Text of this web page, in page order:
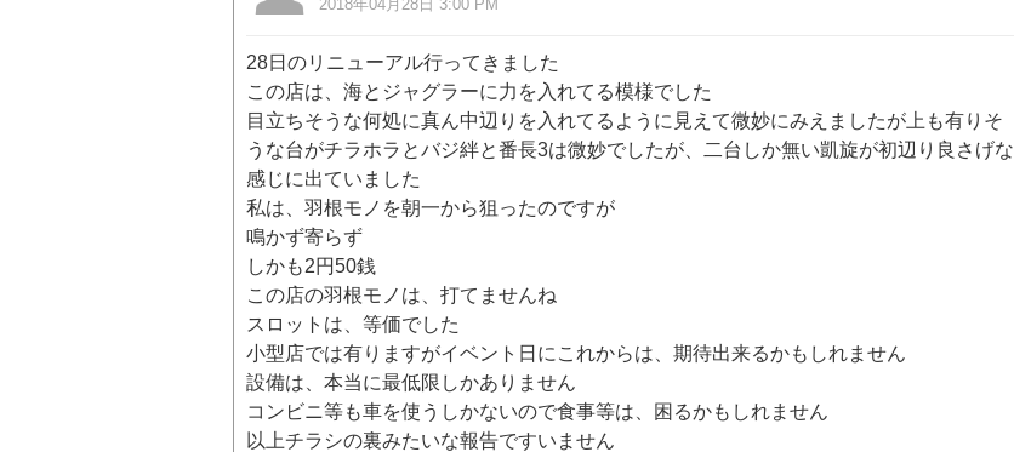
2018年04月28日 3:00 PM
28日のリニューアル行ってきました
この店は、海とジャグラーに力を入れてる模様でした
目立ちそうな何処に真ん中辺りを入れてるように見えて微妙にみえましたが上も有りそ
うな台がチラホラとバジ絆と番長3は微妙でしたが、二台しか無い凱旋が初辺り良さげな
感じに出ていました
私は、羽根モノを朝一から狙ったのですが
鳴かず寄らず
しかも2円50銭
この店の羽根モノは、打てませんね
スロットは、等価でした
小型店では有りますがイベント日にこれからは、期待出来るかもしれません
設備は、本当に最低限しかありません
コンビニ等も車を使うしかないので食事等は、困るかもしれません
以上チラシの裏みたいな報告ですいません